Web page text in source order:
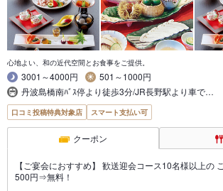
心地よい、和の近代空間とお食事をご提供。
3001～4000円
501～1000円
丹波島橋南ﾊﾞｽ停より徒歩3分/JR長野駅より車で…
口コミ投稿特典対象店 スマート支払い可
クーポン
【ご宴会におすすめ】 歓送迎会コース10名様以上の
500円⇒無料！